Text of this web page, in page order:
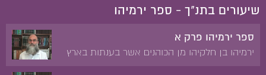
שיעורים בתנ"ך - ספר ירמיהו
ספר ירמיהו פרק א
ירמיהו בן חלקיהו מן הכוהנים אשר בענתות בארץ